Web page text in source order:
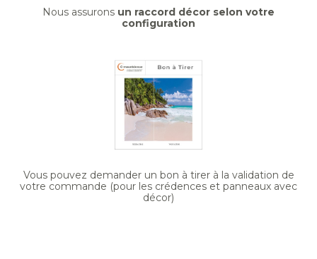
Nous assurons un raccord décor selon votre
configuration
Vous pouvez demander un bon à tirer à la validation de
votre commande (pour les crédences et panneaux avec
décor)